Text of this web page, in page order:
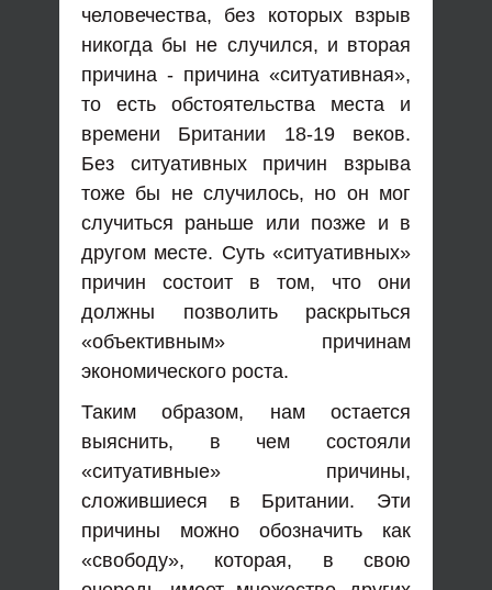
человечества, без которых взрыв
никогда бы не случился, и вторая
причина - причина «ситуативная»,
то есть обстоятельства места и
времени Британии 18-19 веков.
Без ситуативных причин взрыва
тоже бы не случилось, но он мог
случиться раньше или позже и в
другом месте. Суть «ситуативных»
причин состоит в том, что они
должны позволить раскрыться
«объективным» причинам
экономического роста.
Таким образом, нам остается
выяснить, в чем состояли
«ситуативные» причины,
сложившиеся в Британии. Эти
причины можно обозначить как
«свободу», которая, в свою